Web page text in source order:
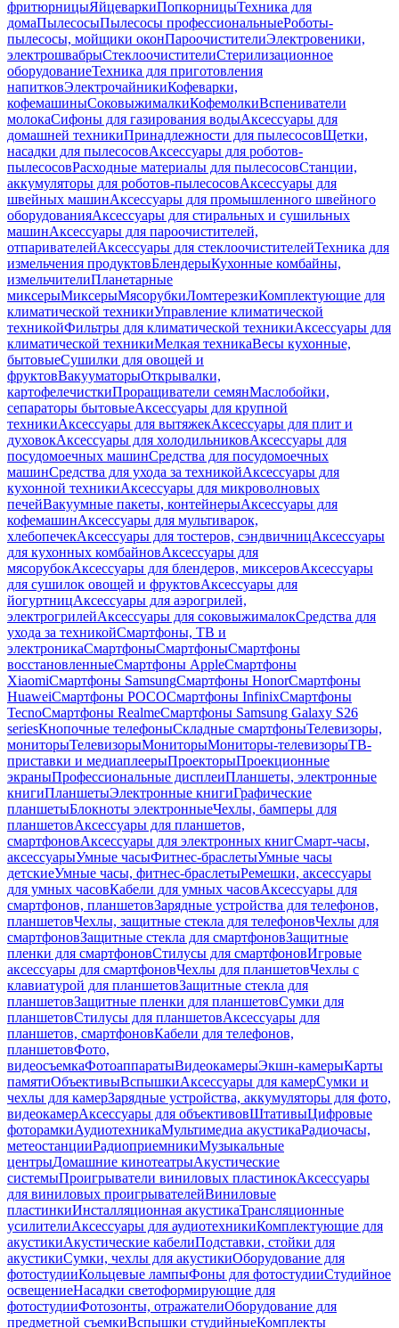
фритюрницыЯйцеваркиПопкорницыТехника для
домаПылесосыПылесосы профессиональныеРоботы-
пылесосы, мойщики оконПароочистителиЭлектровеники,
электрошвабрыСтеклоочистителиСтерилизационное
оборудованиеТехника для приготовления
напитковЭлектрочайникиКофеварки,
кофемашиныСоковыжималкиКофемолкиВспениватели
молокаСифоны для газирования водыАксессуары для
домашней техникиПринадлежности для пылесосовЩетки,
насадки для пылесосовАксессуары для роботов-
пылесосовРасходные материалы для пылесосовСтанции,
аккумуляторы для роботов-пылесосовАксессуары для
швейных машинАксессуары для промышленного швейного
оборудованияАксессуары для стиральных и сушильных
машинАксессуары для пароочистителей,
отпаривателейАксессуары для стеклоочистителейТехника для
измельчения продуктовБлендерыКухонные комбайны,
измельчителиПланетарные
миксерыМиксерыМясорубкиЛомтерезкиКомплектующие для
климатической техникиУправление климатической
техникойФильтры для климатической техникиАксессуары для
климатической техникиМелкая техникаВесы кухонные,
бытовыеСушилки для овощей и
фруктовВакууматорыОткрывалки,
картофелечисткиПроращиватели семянМаслобойки,
сепараторы бытовыеАксессуары для крупной
техникиАксессуары для вытяжекАксессуары для плит и
духовокАксессуары для холодильниковАксессуары для
посудомоечных машинСредства для посудомоечных
машинСредства для ухода за техникойАксессуары для
кухонной техникиАксессуары для микроволновых
печейВакуумные пакеты, контейнерыАксессуары для
кофемашинАксессуары для мультиварок,
хлебопечекАксессуары для тостеров, сэндвичницАксессуары
для кухонных комбайновАксессуары для
мясорубокАксессуары для блендеров, миксеровАксессуары
для сушилок овощей и фруктовАксессуары для
йогуртницАксессуары для аэрогрилей,
электрогрилейАксессуары для соковыжималокСредства для
ухода за техникойСмартфоны, ТВ и
электроникаСмартфоныСмартфоныСмартфоны
восстановленныеСмартфоны AppleСмартфоны
XiaomiСмартфоны SamsungСмартфоны HonorСмартфоны
HuaweiСмартфоны POCOСмартфоны InfinixСмартфоны
TecnoСмартфоны RealmeСмартфоны Samsung Galaxy S26
seriesКнопочные телефоныСкладные смартфоныТелевизоры,
мониторыТелевизорыМониторыМониторы-телевизорыТВ-
приставки и медиаплеерыПроекторыПроекционные
экраныПрофессиональные дисплеиПланшеты, электронные
книгиПланшетыЭлектронные книгиГрафические
планшетыБлокноты электронныеЧехлы, бамперы для
планшетовАксессуары для планшетов,
смартфоновАксессуары для электронных книгСмарт-часы,
аксессуарыУмные часыФитнес-браслетыУмные часы
детскиеУмные часы, фитнес-браслетыРемешки, аксессуары
для умных часовКабели для умных часовАксессуары для
смартфонов, планшетовЗарядные устройства для телефонов,
планшетовЧехлы, защитные стекла для телефоновЧехлы для
смартфоновЗащитные стекла для смартфоновЗащитные
пленки для смартфоновСтилусы для смартфоновИгровые
аксессуары для смартфоновЧехлы для планшетовЧехлы с
клавиатурой для планшетовЗащитные стекла для
планшетовЗащитные пленки для планшетовСумки для
планшетовСтилусы для планшетовАксессуары для
планшетов, смартфоновКабели для телефонов,
планшетовФото,
видеосъемкаФотоаппаратыВидеокамерыЭкшн-камерыКарты
памятиОбъективыВспышкиАксессуары для камерСумки и
чехлы для камерЗарядные устройства, аккумуляторы для фото,
видеокамерАксессуары для объективовШтативыЦифровые
фоторамкиАудиотехникаМультимедиа акустикаРадиочасы,
метеостанцииРадиоприемникиМузыкальные
центрыДомашние кинотеатрыАкустические
системыПроигрыватели виниловых пластинокАксессуары
для виниловых проигрывателейВиниловые
пластинкиИнсталляционная акустикаТрансляционные
усилителиАксессуары для аудиотехникиКомплектующие для
акустикиАкустические кабелиПодставки, стойки для
акустикиСумки, чехлы для акустикиОборудование для
фотостудииКольцевые лампыФоны для фотостудииСтудийное
освещениеНасадки светоформирующие для
фотостудииФотозонты, отражателиОборудование для
предметной съемкиВспышки студийныеКомплекты